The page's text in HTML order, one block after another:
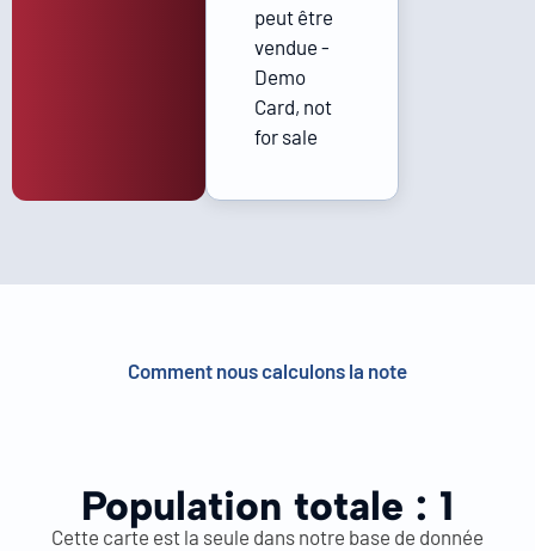
peut être
vendue -
Demo
Card, not
for sale
Comment nous calculons la note
Population totale : 1
Cette carte est la seule dans notre base de donnée